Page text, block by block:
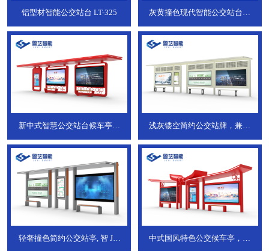
铝型材智能公交站台 LT-325
灰黄撞色现代智能公交站台，
新中式智慧公交站台候车亭，
浅灰镂空简约公交站牌，兼具
轻奢撞色简约公交站亭, 智 JT-
中式国风特色公交候车亭，承